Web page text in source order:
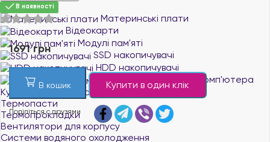
Процесори
Материнські плати
Відеокарти
Модулі пам'яті
SSD накопичувачі
HDD накопичувачі
Охолодження комп'ютера
Кулери для процесорів
Термопасти
Термопрокладки
Вентилятори для корпусу
Системи водяного охолодження
В наявності
1691 грн
В кошик Купити в один клік
Поділіться с друзями